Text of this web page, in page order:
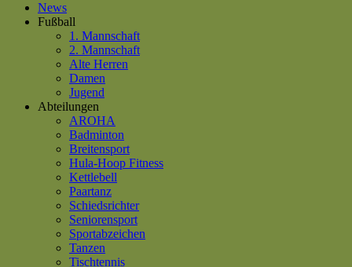
News
Fußball
1. Mannschaft
2. Mannschaft
Alte Herren
Damen
Jugend
Abteilungen
AROHA
Badminton
Breitensport
Hula-Hoop Fitness
Kettlebell
Paartanz
Schiedsrichter
Seniorensport
Sportabzeichen
Tanzen
Tischtennis